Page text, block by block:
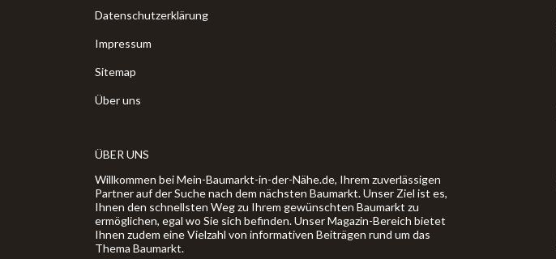
Datenschutzerklärung
Impressum
Sitemap
Über uns
ÜBER UNS
Willkommen bei Mein-Baumarkt-in-der-Nähe.de, Ihrem zuverlässigen
Partner auf der Suche nach dem nächsten Baumarkt. Unser Ziel ist es,
Ihnen den schnellsten Weg zu Ihrem gewünschten Baumarkt zu
ermöglichen, egal wo Sie sich befinden. Unser Magazin-Bereich bietet
Ihnen zudem eine Vielzahl von informativen Beiträgen rund um das
Thema Baumarkt.